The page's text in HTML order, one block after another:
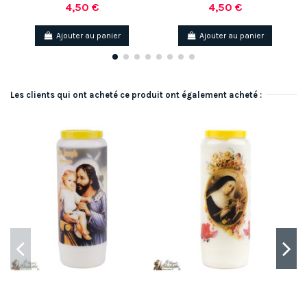
4,50 €
Ajouter au panier
4,50 €
Ajouter au panier
Les clients qui ont acheté ce produit ont également acheté :